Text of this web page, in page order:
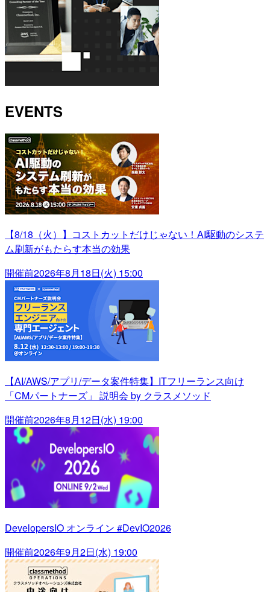
EVENTS
【8/18（火）】コストカットだけじゃない！AI駆動のシステ
ム刷新がもたらす本当の効果
開催前2026年8月18日(火) 15:00
【AI/AWS/アプリ/データ案件特集】ITフリーランス向け
「CMパートナーズ」 説明会 by クラスメソッド
開催前2026年8月12日(水) 19:00
DevelopersIO オンライン #DevIO2026
開催前2026年9月2日(水) 19:00